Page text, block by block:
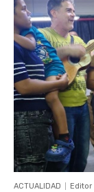
ACTUALIDAD Editor